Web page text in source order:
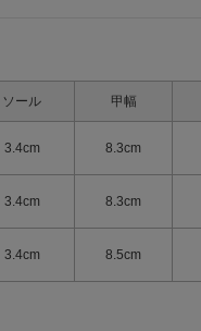
ソール 甲幅
3.4cm 8.3cm
3.4cm 8.3cm
3.4cm 8.5cm